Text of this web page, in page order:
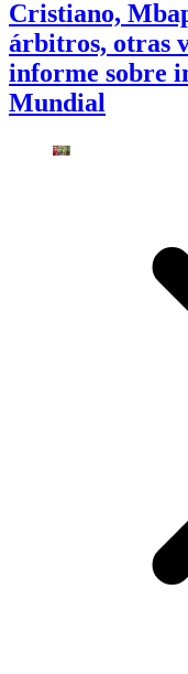
Cristiano,
árbitros, otras
informe sobre
Mundial